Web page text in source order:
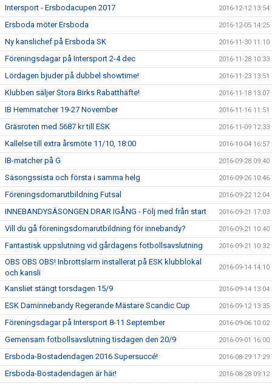
Intersport - Ersbodacupen 2017 2016-12-12 13:54
Ersboda möter Ersboda 2016-12-05 14:25
Ny kanslichef på Ersboda SK 2016-11-30 11:10
Föreningsdagar på Intersport 2-4 dec 2016-11-28 10:33
Lördagen bjuder på dubbel showtime! 2016-11-23 13:51
Klubben säljer Stora Birks Rabatthäfte! 2016-11-18 13:07
IB Hemmatcher 19-27 November 2016-11-16 11:51
Gräsroten med 5687 kr till ESK 2016-11-09 12:33
Kallelse till extra årsmöte 11/10, 18:00 2016-10-04 16:57
IB-matcher på G 2016-09-28 09:40
Säsongssista och första i samma helg 2016-09-26 10:46
Föreningsdomarutbildning Futsal 2016-09-22 12:04
INNEBANDYSÄSONGEN DRAR IGÅNG - Följ med från start 2016-09-21 17:03
Vill du gå föreningsdomarutbildning för innebandy? 2016-09-21 10:40
Fantastisk uppslutning vid gårdagens fotbollsavslutning 2016-09-21 10:32
OBS OBS OBS! Inbrottslarm installerat på ESK klubblokal
och kansli
2016-09-14 14:10
Kansliet stängt torsdagen 15/9 2016-09-14 13:04
ESK Daminnebandy Regerande Mästare Scandic Cup 2016-09-12 13:35
Föreningsdagar på Intersport 8-11 September 2016-09-06 10:02
Gemensam fotbollsavslutning tisdagen den 20/9 2016-09-01 16:00
Ersboda-Bostadendagen 2016 Supersuccé! 2016-08-29 17:29
Ersboda-Bostadendagen är här! 2016-08-28 09:12